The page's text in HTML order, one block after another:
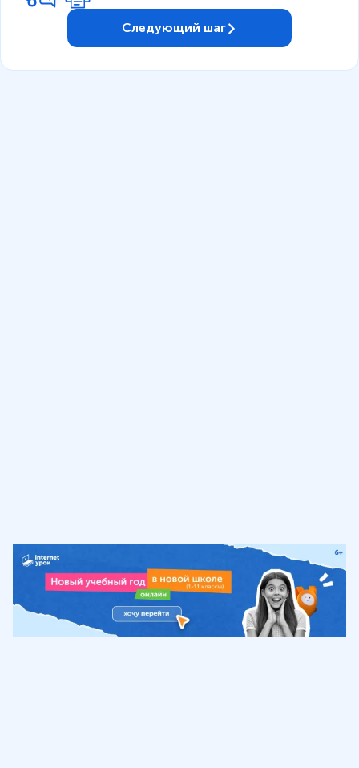
Следующий шаг